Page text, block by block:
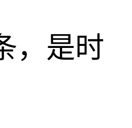
，是时